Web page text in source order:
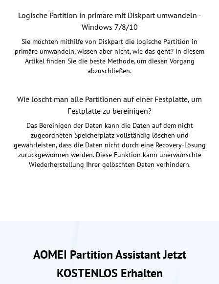
Logische Partition in primäre mit Diskpart umwandeln -
Windows 7/8/10
Sie möchten mithilfe von Diskpart die logische Partition in
primäre umwandeln, wissen aber nicht, wie das geht? In diesem
Artikel finden Sie die beste Methode, um diesen Vorgang
abzuschließen.
Wie löscht man alle Partitionen auf einer Festplatte, um
Festplatte zu bereinigen?
Das Bereinigen der Daten kann die Daten auf dem nicht
zugeordneten Speicherplatz vollständig löschen und
gewährleisten, dass die Daten nicht durch eine Recovery-Lösung
zurückgewonnen werden. Diese Funktion kann unerwünschte
Wiederherstellung Ihrer gelöschten Daten verhindern.
AOMEI Partition Assistant Jetzt
KOSTENLOS Erhalten